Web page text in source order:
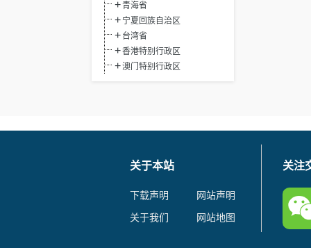
青海省
宁夏回族自治区
台湾省
香港特别行政区
澳门特别行政区
关于本站
下载声明
网站声明
关于我们
网站地图
关注